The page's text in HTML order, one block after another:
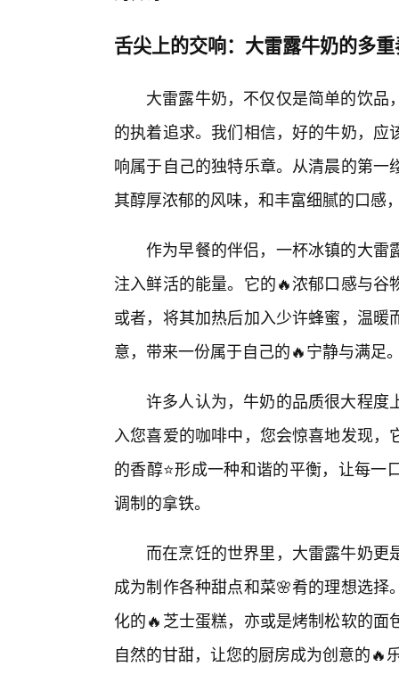
舌尖上的交响：大雷露牛奶的多
大雷露牛奶，不仅仅是简单的饮
的执着追求。我们相信，好的牛奶，
响属于自己的独特乐章。从清晨的第
其醇厚浓郁的风味，和丰富细腻的口感
作为早餐的伴侣，一杯冰镇的大雷
注入鲜活的能量。它的🔥浓郁口感与
或者，将其加热后加入少许蜂蜜，温
意，带来一份属于自己的🔥宁静与满足
许多人认为，牛奶的品质很大程度
入您喜爱的咖啡中，您会惊喜地发现
的香醇⭐形成一种和谐的平衡，让每
调制的拿铁。
而在烹饪的世界里，大雷露牛奶
成为制作各种甜点和菜🌸肴的理想选
化的🔥芝士蛋糕，亦或是烤制松软的
自然的甘甜，让您的厨房成为创意的🔥